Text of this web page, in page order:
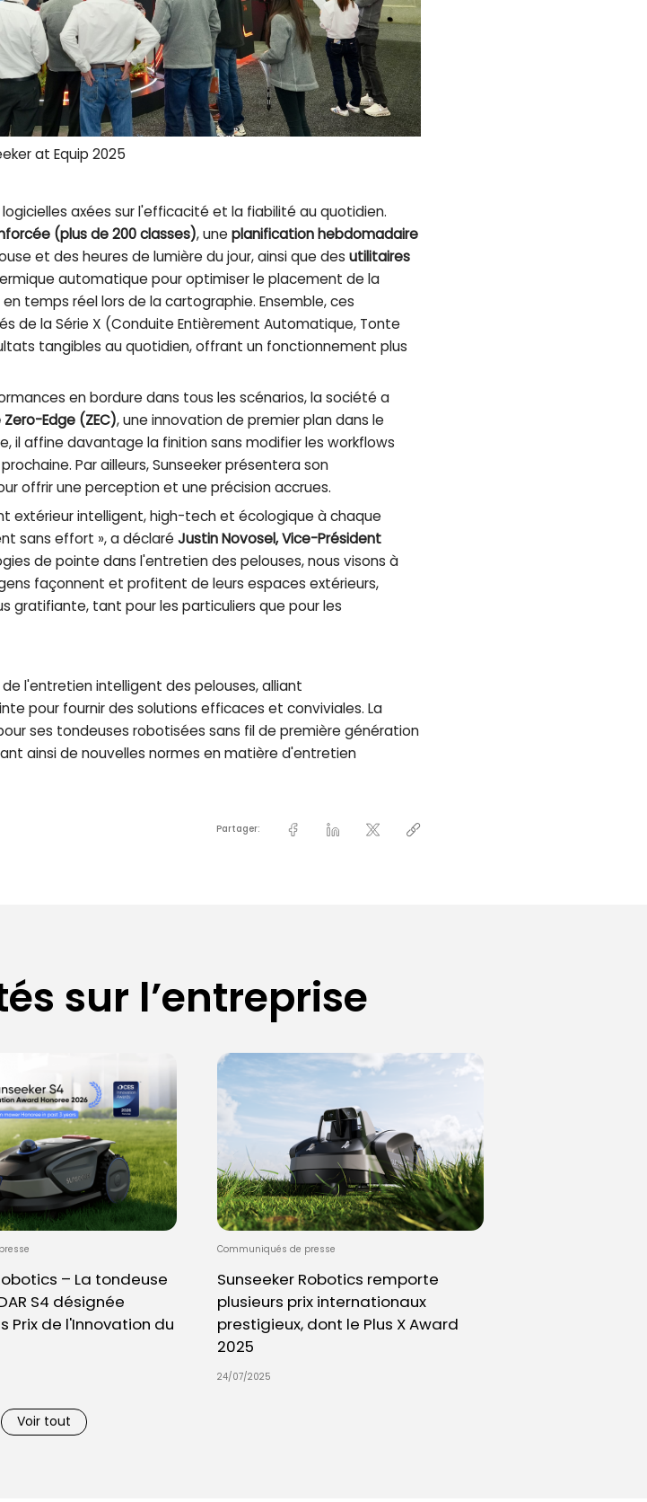
at Equip 2025
axées sur l'efficacité et la fiabilité au quotidien.
(plus de 200 classes), uneplanification hebdomadaire
et des heures de lumière du jour, ainsi que des utilitaires
automatique pour optimiser le placement de la
temps réel lors de la cartographie. Ensemble, ces
de la Série X (Conduite Entièrement Automatique, Tonte
tangibles au quotidien, offrant un fonctionnement plus
en bordure dans tous les scénarios, la société a
Edge (ZEC), une innovation de premier plan dans le
il affine davantage la finition sans modifier les workflows
Par ailleurs, Sunseeker présentera son
offrir une perception et une précision accrues.
extérieur intelligent, high-tech et écologique à chaque
sans effort », a déclaréJustin Novosel, Vice-Président
de pointe dans l'entretien des pelouses, nous visons à
façonnent et profitent de leurs espaces extérieurs,
gratifiante, tant pour les particuliers que pour les
l'entretien intelligent des pelouses, alliant
pour fournir des solutions efficaces et conviviales. La
ses tondeuses robotisées sans fil de première génération
ainsi de nouvelles normes en matière d'entretien
Partager:
sur l’entreprise
– La tondeuse
S4 désignée
Prix de l'Innovation du
Communiqués de presse
Sunseeker Robotics remporte
plusieurs prix internationaux
prestigieux, dont le Plus X Award
2025
24/07/2025
Voir tout